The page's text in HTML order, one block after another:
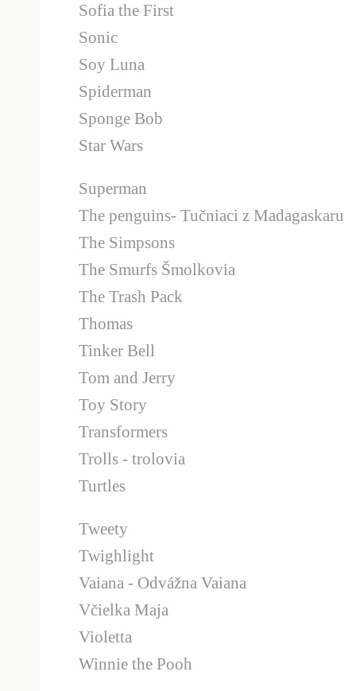
Sofia the First
Sonic
Soy Luna
Spiderman
Sponge Bob
Star Wars
Superman
The penguins- Tučniaci z Madagaskaru
The Simpsons
The Smurfs Šmolkovia
The Trash Pack
Thomas
Tinker Bell
Tom and Jerry
Toy Story
Transformers
Trolls - trolovia
Turtles
Tweety
Twighlight
Vaiana - Odvážna Vaiana
Včielka Maja
Violetta
Winnie the Pooh